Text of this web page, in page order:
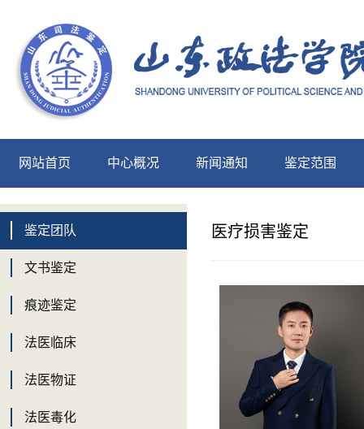
网站首页 中心概况 新闻通知 鉴定范围
中心展示
鉴定团队
文书鉴定
痕迹鉴定
法医临床
法医物证
法医毒化
医疗损害鉴定